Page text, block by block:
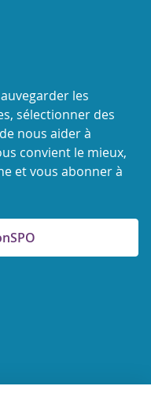
les
sélectionner des
nous aider à
convient le mieux,
et vous abonner à